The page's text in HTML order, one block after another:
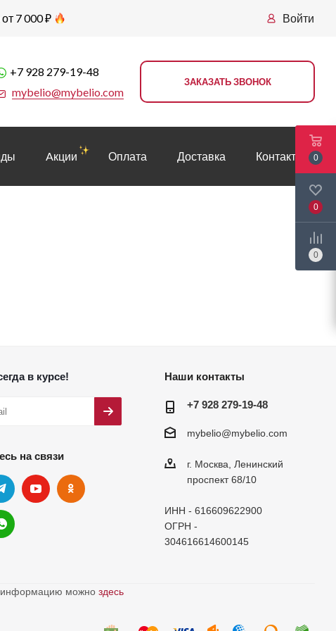
7 000 ₽ Войти
+7 928 279-19-48
mybelio@mybelio.com
ЗАКАЗАТЬ ЗВОНОК
Aкции Оплата Доставка Контакты
в курсе!
на связи
Наши контакты
+7 928 279-19-48
mybelio@mybelio.com
г. Москва, Ленинский
проспект 68/10
ИНН - 616609622900
ОГРН -
304616614600145
информацию можно здесь
0
0
0